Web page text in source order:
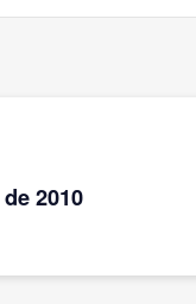
de 2010